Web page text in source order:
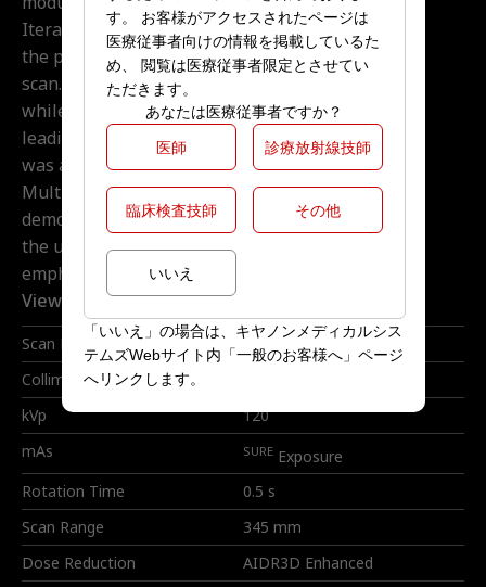
Iterative Dose Reduction are integrated into
the protocol and automatically applied to the
scan. AIDR 3D Enhanced reduces image noise
while preserving diagnostic information
leading to possible dose reduction. This case
was acquired with a CTDI of 1.3 mGy.
Multiplanar Reconstruction (MPR) images
demonstrate pulmonary fibrosis bilaterally in
the upper lobes and bilateral pulmonary
emphysema.
View Scan Parameters
Scan Mode
Helical
Collimation
kVp
120
mAs
SURE Exposure
Rotation Time
0.5 s
Scan Range
345 mm
Dose Reduction
AIDR3D Enhanced
す。 お客様がアクセスされたページは
医療従事者向けの情報を掲載しているた
め、 閲覧は医療従事者限定とさせてい
ただきます。
あなたは医療従事者ですか？
医師 診療放射線技師
臨床検査技師 その他
いいえ
「いいえ」の場合は、キヤノンメディカルシス
テムズWebサイト内「一般のお客様へ」ページ
へリンクします。